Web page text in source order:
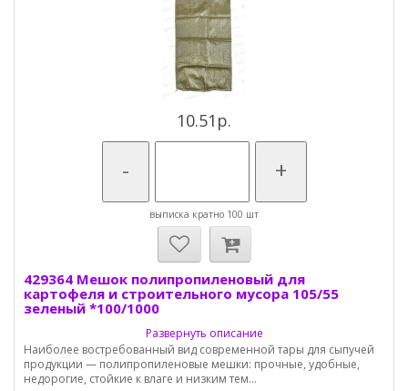
10.51р.
- +
выписка кратно 100 шт
429364 Мешок полипропиленовый для
картофеля и строительного мусора 105/55
зеленый *100/1000
Развернуть описание
Наиболее востребованный вид современной тары для сыпучей
продукции — полипропиленовые мешки: прочные, удобные,
недорогие, стойкие к влаге и низким тем...